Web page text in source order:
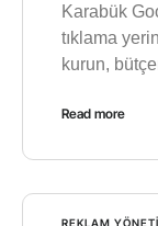
Karabük
tıklama
kurun,
Read more
REKLAM